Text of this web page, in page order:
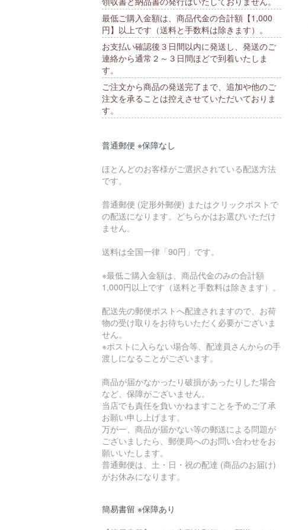
最低ご購入金額は、商品代金の合計額【1,000
円】以上です（送料と手数料は除きます）。
お支払い確認後３日間以内に発送し、発送のご
連絡から通常２～３日間ほどで到着いたしま
す。
ご注文から商品の発送完了まで、追加や他のご
注文を承ることは控えさせていただいておりま
す。
普通郵便 ※保障なし
ほとんどのお客様がご選択されている配送方法
です。
普通郵便 (定形外郵便) またはクリックポストで
の配送になります。どちらかはお選びいただけ
ません。
送料は全国一律「90円」です。
※最低ご購入金額は、商品代金のみの合計額
1,000円以上です（送料と手数料は除きます）。
配送先の郵便ポストへ配達されますので、お荷
物の受け取りをお待ちいただく必要がございま
せん。
※ポストに入らない場合等、配達員さんからの手
渡しになることがございます。
商品が届かなかったり破損があったりした場合
など、保障がございません。
当店でも責任を負いかねますことを予めご了承
お願い申し上げます。
万が一、商品が届かない等の郵送による問題が
ございましたら、郵便局へのお問い合わせをお
願いいたします。
普通郵便は、土・日・祝の配達 (商品のお届け)
がお休みになります。
簡易書留 ※保障あり